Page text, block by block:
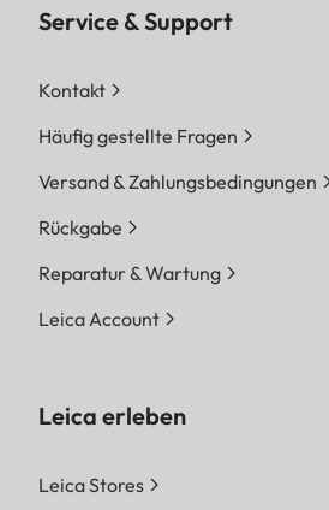
Service & Support
Kontakt
Häufig gestellte Fragen
Versand & Zahlungsbedingungen
Rückgabe
Reparatur & Wartung
Leica Account
Leica erleben
Leica Stores